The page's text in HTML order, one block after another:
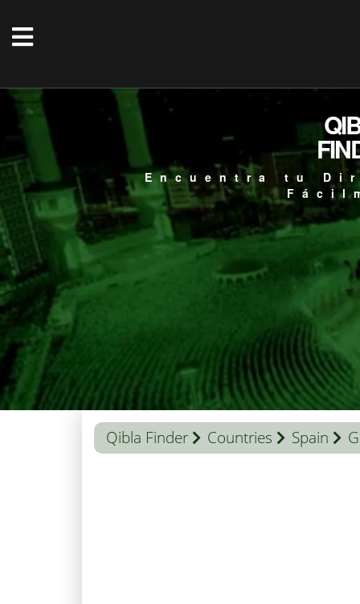
Encuentra tu
Qibla Finder Countries Spain